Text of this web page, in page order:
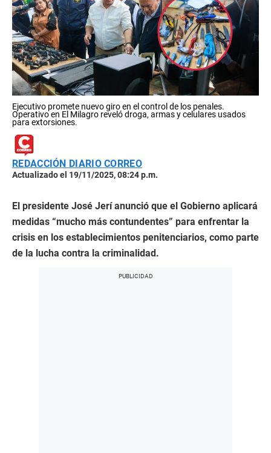
Ejecutivo promete nuevo giro en el control de los penales.
Operativo en El Milagro reveló droga, armas y celulares usados
para extorsiones.
REDACCIÓN DIARIO CORREO
Actualizado el 19/11/2025, 08:24 p.m.
El presidente José Jerí anunció que el Gobierno aplicará
medidas “mucho más contundentes” para enfrentar la
crisis en los establecimientos penitenciarios, como parte
de la lucha contra la criminalidad.